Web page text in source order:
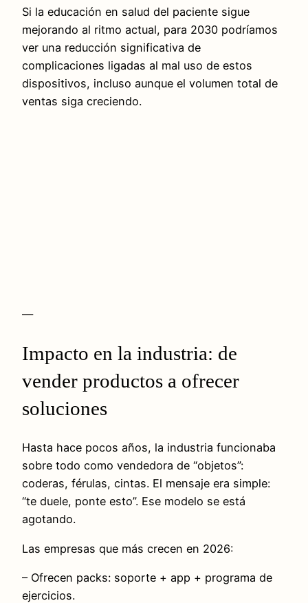
Si la educación en salud del paciente sigue
mejorando al ritmo actual, para 2030 podríamos
ver una reducción significativa de
complicaciones ligadas al mal uso de estos
dispositivos, incluso aunque el volumen total de
ventas siga creciendo.
—
Impacto en la industria: de
vender productos a ofrecer
soluciones
Hasta hace pocos años, la industria funcionaba
sobre todo como vendedora de “objetos”:
coderas, férulas, cintas. El mensaje era simple:
“te duele, ponte esto”. Ese modelo se está
agotando.
Las empresas que más crecen en 2026:
– Ofrecen packs: soporte + app + programa de
ejercicios.